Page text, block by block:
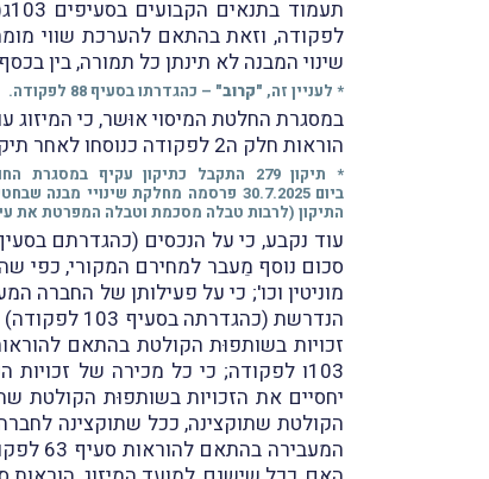
שינוי המבנה לא תינתן כל תמורה, בין
* לעניין זה, "קרוב" – כהגדרתו בסעיף 88 לפקודה.
הוראות חלק ה2 לפקודה כנוסחו לאחר תיקון 279* וכי מועד המיזוג יהיה 31.12.2025 (
* תיקון 279 התקבל כתיקון עקיף במסגרת החוק להשגת יעדי התקציב וליישום המדיניות הכלכלית לשנת התקציב 2025 (תיקוני חקיקה), התשפ"ה-2025 (
ביום 30.7.2025 פרסמה מחלקת שינויי מבנה שבחטיבה המקצועית שברשות המיסים חוזר מקצועי בנושא תיקון 279 (
התיקון (לרבות טבלה מסכמת וטבלה המפרטת את
סכום נוסף מֵעבר למחירם המקורי, כפי
103ו לפקודה; כי כל מכירה של
יחסיים את הזכויות בשותפוּת הקולטת
הקולטת שתוקצינה, ככל שתוקצינה